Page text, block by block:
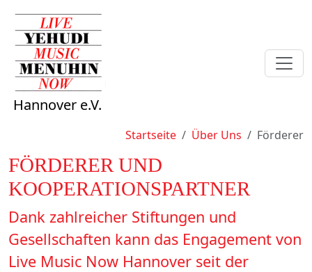
Hannover e.V.
Startseite Über Uns Förderer
FÖRDERER UND
KOOPERATIONSPARTNER
Dank zahlreicher Stiftungen und
Gesellschaften kann das Engagement von
Live Music Now Hannover seit der